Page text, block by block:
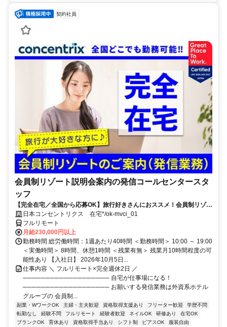
契約社員
会員制リゾート説明会案内の発信コールセンタースタ
ッフ
【完全在宅／全国から応募OK】旅行好きさんにおススメ！会員制リゾー
トのご案内×テレワーク・リモートワーク◎月収34万円以上も可能！
日本コンセントリクス 在宅*/ok-mvci_01
フルリモート
月給230,000円以上
勤務時間 総労働時間：1週あたり40時間 ＜勤務時間＞ 10:00 ～ 19:00
＜実働時間＞ 8時間、休憩1時間 ＜残業有無＞ 残業月10時間程度の可
能性あり 【入社日】 2026年10月5日...
仕事内容 ＼ フルリモート×完全週休2日 ／
─────────────────── 自宅が仕事場になる！
─────────────────── お願いする発信業務は外資系ホテル
グループの 会員制...
副業・WワークOK 主婦・主夫歓迎 資格取得支援あり フリーター歓迎
学歴不問
転勤なし
経験不問 フルリモート 経験者歓迎 ネイルOK 研修あり
在宅OK
ブランクOK
育休あり 資格取得手当あり シフト制 ピアスOK
服装自由